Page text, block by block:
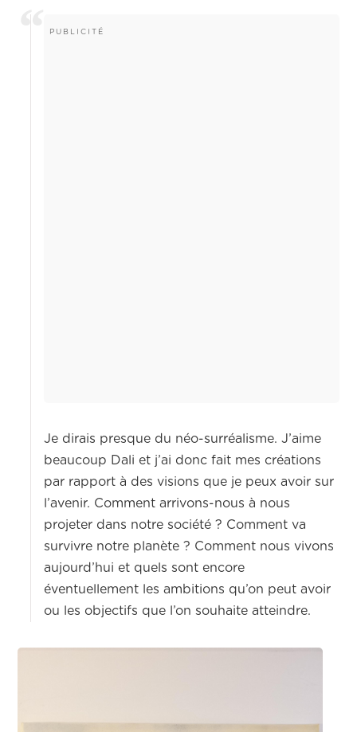
Je dirais presque du néo-surréalisme. J’aime
beaucoup Dali et j’ai donc fait mes créations
par rapport à des visions que je peux avoir sur
l’avenir. Comment arrivons-nous à nous
projeter dans notre société ? Comment va
survivre notre planète ? Comment nous vivons
aujourd’hui et quels sont encore
éventuellement les ambitions qu’on peut avoir
ou les objectifs que l’on souhaite atteindre.